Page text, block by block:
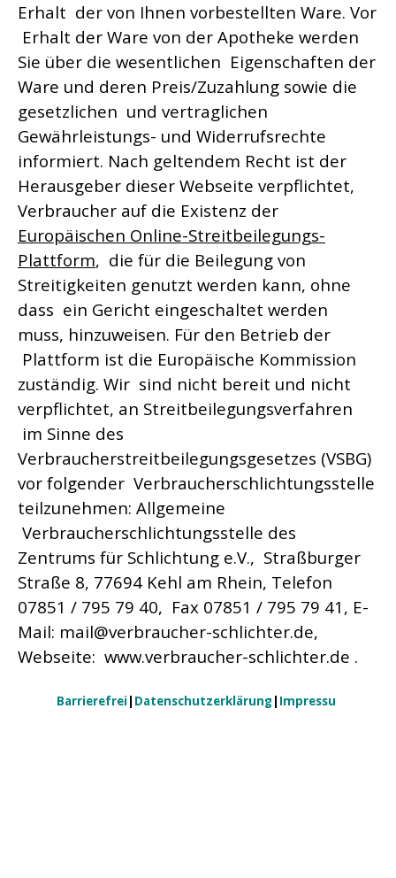
Erhalt der von Ihnen vorbestellten Ware. Vor
Erhalt der Ware von der Apotheke werden
Sie über die wesentlichen Eigenschaften der
Ware und deren Preis/Zuzahlung sowie die
gesetzlichen und vertraglichen
Gewährleistungs- und Widerrufsrechte
informiert. Nach geltendem Recht ist der
Herausgeber dieser Webseite verpflichtet,
Verbraucher auf die Existenz der
Europäischen Online-Streitbeilegungs-
Plattform, die für die Beilegung von
Streitigkeiten genutzt werden kann, ohne
dass ein Gericht eingeschaltet werden
muss, hinzuweisen. Für den Betrieb der
Plattform ist die Europäische Kommission
zuständig. Wir sind nicht bereit und nicht
verpflichtet, an Streitbeilegungsverfahren
im Sinne des
Verbraucherstreitbeilegungsgesetzes (VSBG)
vor folgender Verbraucherschlichtungsstelle
teilzunehmen: Allgemeine
Verbraucherschlichtungsstelle des
Zentrums für Schlichtung e.V., Straßburger
Straße 8, 77694 Kehl am Rhein, Telefon
07851 / 795 79 40, Fax 07851 / 795 79 41, E-
Mail: mail@verbraucher-schlichter.de,
Webseite: www.verbraucher-schlichter.de .
Barrierefrei | Datenschutzerklärung | Impressum